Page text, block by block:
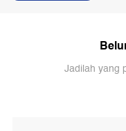
Jadilah yang